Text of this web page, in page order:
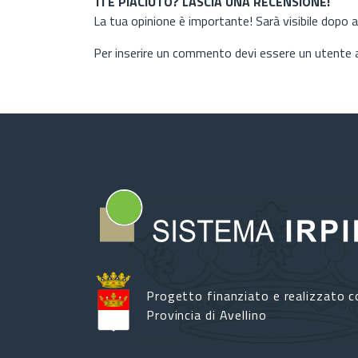
La tua opinione è importante! Sarà visibile dopo
Per inserire un commento devi essere un
Progetto finanziato e realizzato
Provincia di Avellino